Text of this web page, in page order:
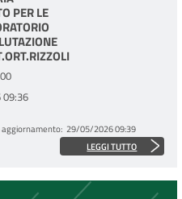
PER LE
29/05/2026 09:39
LEGGI TUTTO